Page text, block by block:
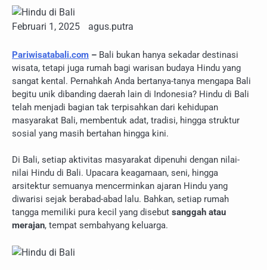
Februari 1, 2025 agus.putra
Pariwisatabali.com – Bali bukan hanya sekadar destinasi
wisata, tetapi juga rumah bagi warisan budaya Hindu yang
sangat kental. Pernahkah Anda bertanya-tanya mengapa Bali
begitu unik dibanding daerah lain di Indonesia? Hindu di Bali
telah menjadi bagian tak terpisahkan dari kehidupan
masyarakat Bali, membentuk adat, tradisi, hingga struktur
sosial yang masih bertahan hingga kini.
Di Bali, setiap aktivitas masyarakat dipenuhi dengan nilai-
nilai Hindu di Bali. Upacara keagamaan, seni, hingga
arsitektur semuanya mencerminkan ajaran Hindu yang
diwarisi sejak berabad-abad lalu. Bahkan, setiap rumah
tangga memiliki pura kecil yang disebut sanggah atau
merajan, tempat sembahyang keluarga.